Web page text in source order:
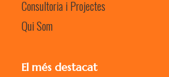
Consultoria i Projectes
Qui Som
El més destacat